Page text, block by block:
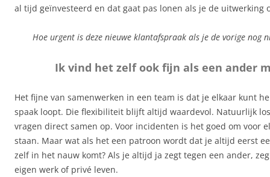
al tijd geïnvesteerd en dat gaat pas lonen als je de uitwerking
Hoe urgent is deze nieuwe klantafspraak als je de vorige nog
Ik vind het zelf ook fijn als een ander
Het fijne van samenwerken in een team is dat je elkaar kunt
spaak loopt. Die flexibiliteit blijft altijd waardevol. Natuurlijk
vragen direct samen op. Voor incidenten is het goed om voor
staan. Maar wat als het een patroon wordt dat je altijd eerst
zelf in het nauw komt? Als je altijd ja zegt tegen een ander,
eigen werk of privé leven.